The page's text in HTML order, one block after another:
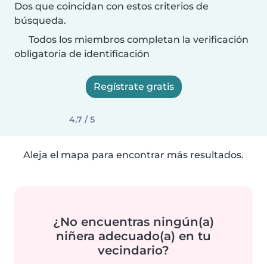
Dos que coincidan con estos criterios de
búsqueda.
Todos los miembros completan la verificación
obligatoria de identificación
Regístrate gratis
4.7 / 5
Aleja el mapa para encontrar más resultados.
¿No encuentras ningún(a)
niñera adecuado(a) en tu
vecindario?